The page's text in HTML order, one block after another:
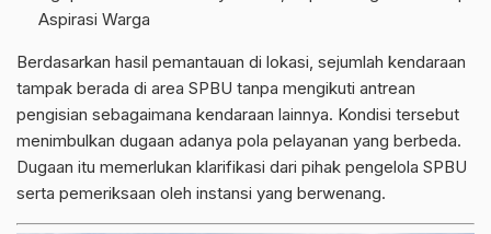
Aspirasi Warga
Berdasarkan hasil pemantauan di lokasi, sejumlah kendaraan
tampak berada di area SPBU tanpa mengikuti antrean
pengisian sebagaimana kendaraan lainnya. Kondisi tersebut
menimbulkan dugaan adanya pola pelayanan yang berbeda.
Dugaan itu memerlukan klarifikasi dari pihak pengelola SPBU
serta pemeriksaan oleh instansi yang berwenang.